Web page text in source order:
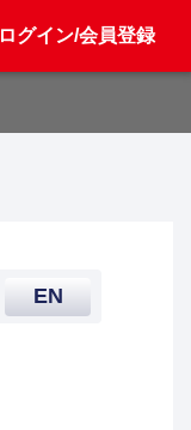
ログイン/会員登録
EN